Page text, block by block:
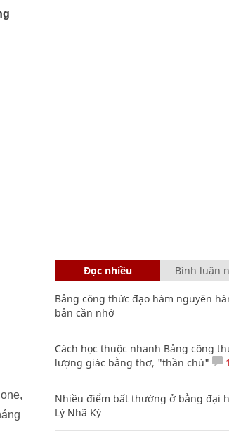
Đọc nhiều Bình luận
Bảng công thức đạo hàm nguyên
bản cần nhớ
Cách học thuộc nhanh Bảng công
lượng giác bằng thơ, "thần chú"
Nhiều điểm bất thường ở bằng đại
Lý Nhã Kỳ